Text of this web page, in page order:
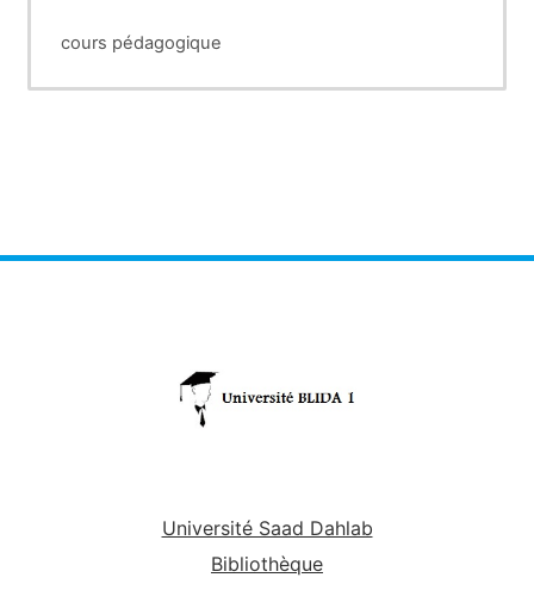
cours pédagogique
Université Saad Dahlab
Bibliothèque